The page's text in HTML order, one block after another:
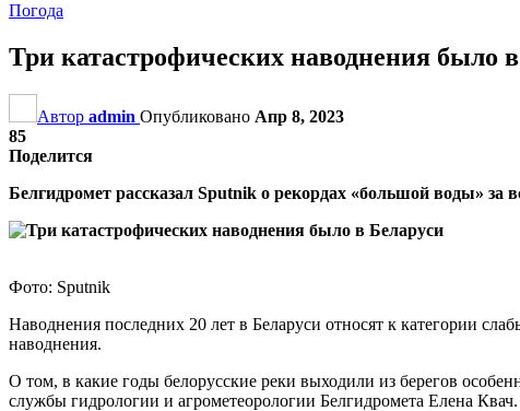
Погода
Три катастрофических наводнения было
Автор admin Опубликовано Апр 8, 2023
85
Поделится
Белгидромет рассказал Sputnik о рекордах «большой воды»
Фото: Sputnik
Наводнения последних 20 лет в Беларуси относят к категории
наводнения.
О том, в какие годы белорусские реки выходили из берегов
службы гидрологии и агрометеорологии Белгидромета Елена Квач.